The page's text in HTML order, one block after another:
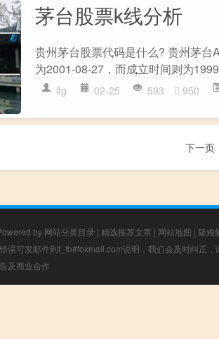
茅台股票k线分析
贵州茅台股票代码是什么? 贵州茅
为2001-08-27，而成立时间则为
ltg 02-25 593 950
下一页
by 网站分类目录 | 精选推荐文章 | 网站地图 | 疑难
误可发邮件到f_fb#foxmail.com说明，我们会及时纠正，
及商业合作